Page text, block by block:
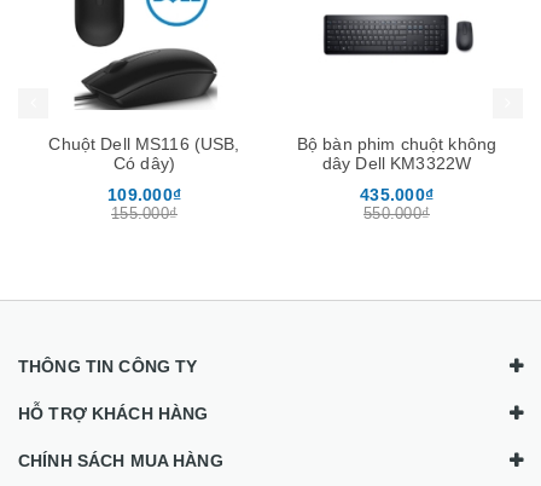
Chuột Dell MS116 (USB,
Có dây)
109.000₫
155.000₫
Bộ bàn phim chuột không
dây Dell KM3322W
435.000₫
550.000₫
Mua hàng
THÔNG TIN CÔNG TY
HỖ TRỢ KHÁCH HÀNG
CHÍNH SÁCH MUA HÀNG